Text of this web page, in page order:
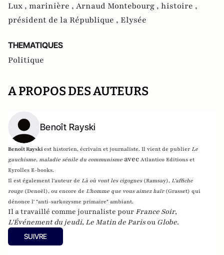
Lux , marinière , Arnaud Montebourg , histoire ,
président de la République , Elysée
THEMATIQUES
Politique
A PROPOS DES AUTEURS
Benoît Rayski
Benoît Rayskiest historien, écrivain et journaliste. Il vient de publier Le
gauchisme, maladie sénile du communisme avec Atlantico Editions et
Eyrolles E-books.
Il est également l'auteur de Là où vont les cigognes (Ramsay), L'affiche
rouge (Denoël), ou encore de L'homme que vous aimez haïr (Grasset) qui
dénonce l' "anti-sarkozysme primaire" ambiant.
Il a travaillé comme journaliste pour France Soir,
L'Événement du jeudi, Le Matin de Parisou Globe.
SUIVRE